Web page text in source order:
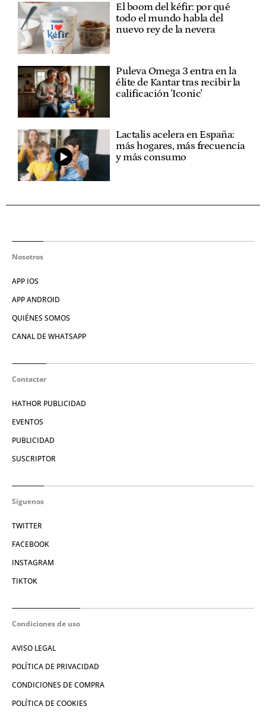
El boom del kéfir: por qué
todo el mundo habla del
nuevo rey de la nevera
Puleva Omega 3 entra en la
élite de Kantar tras recibir la
calificación 'Iconic'
Lactalis acelera en España:
más hogares, más frecuencia
y más consumo
Nosotros
APP IOS
APP ANDROID
QUIÉNES SOMOS
CANAL DE WHATSAPP
Contactar
HATHOR PUBLICIDAD
EVENTOS
PUBLICIDAD
SUSCRIPTOR
Síguenos
TWITTER
FACEBOOK
INSTAGRAM
TIKTOK
Condiciones de uso
AVISO LEGAL
POLÍTICA DE PRIVACIDAD
CONDICIONES DE COMPRA
POLÍTICA DE COOKIES